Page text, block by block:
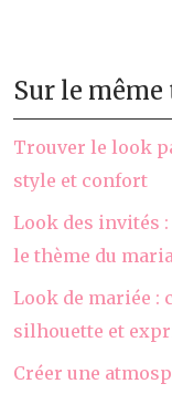
Sur le
Trouver le look
style et confort
Look des invités
le thème du
Look de mariée :
silhouette et
Créer une